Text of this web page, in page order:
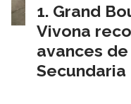
Grand
Vivona
avances
Secundaria